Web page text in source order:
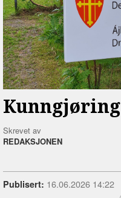
Kunngjøring
Skrevet av
REDAKSJONEN
Publisert: 16.06.2026 14:22